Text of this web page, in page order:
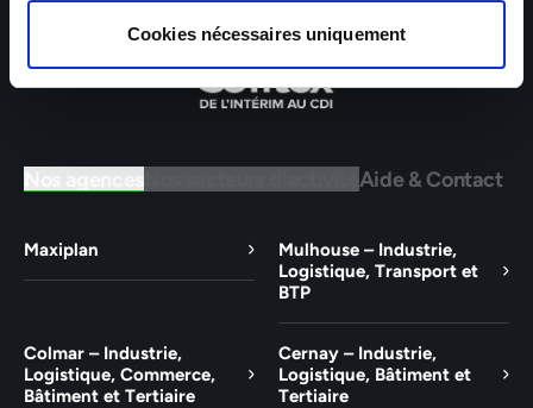
Cookies nécessaires uniquement
Aide & Contact
Maxiplan
Mulhouse – Industrie,
Logistique, Transport et
BTP
Colmar – Industrie,
Logistique, Commerce,
Bâtiment et Tertiaire
Cernay – Industrie,
Logistique, Bâtiment et
Tertiaire